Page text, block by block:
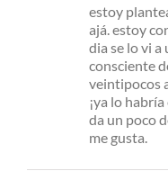
estoy
ajá. estoy
dia se lo vi
consciente
veintipocos
¡ya lo
da un poco
me gusta.